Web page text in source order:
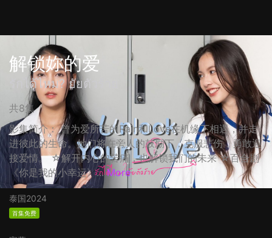
解锁妳的爱
รักได้ไหม? ยัยตัวร้าย
共8集
影集简介： 曾为爱所苦的Rain和Love在机缘下相遇，并走
进彼此的生命。她们将在旁人的鼓励下，克服悲伤，勇敢迎
接爱情。 ☆解开内心的苦痛，也解锁我们的未来 ☆百合剧
《你是我的小幸运》... More
泰国2024
首集免费